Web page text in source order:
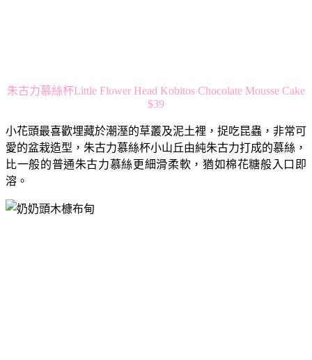
朱古力慕絲杯Little Flower Head Kobitos Chocolate Mousse Cake
$39
小花頭最喜歡埋藏於潮溼的草叢及泥土裡，捉吃昆蟲，非常可
愛的盆栽造型，朱古力慕絲杯小山丘由純朱古力打成的慕絲，
比一般的普通朱古力慕絲更細滑柔軟，猶如棉花糖般入口即
溶。